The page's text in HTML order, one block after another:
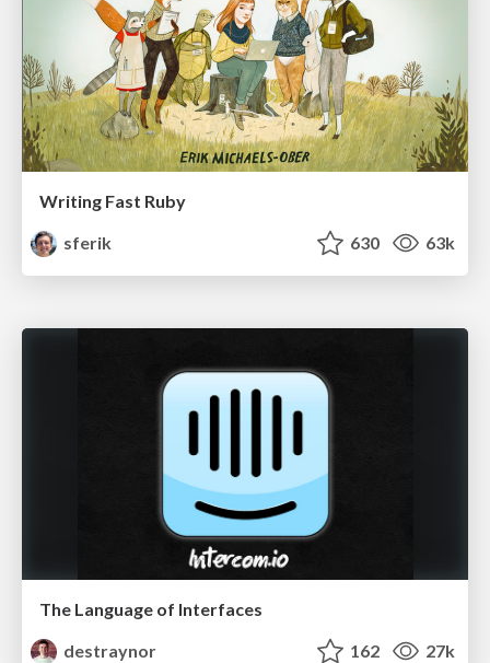
Writing Fast Ruby
sferik
630 63k
The Language of Interfaces
destraynor
162 27k